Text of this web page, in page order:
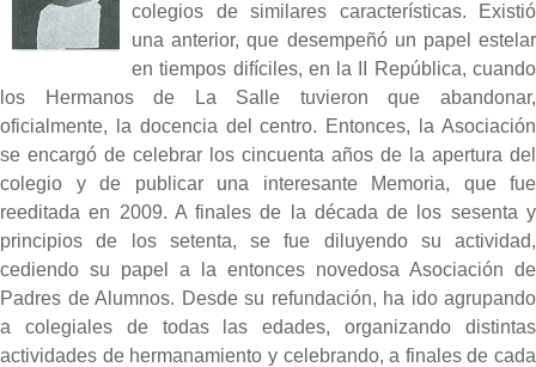
colegios de similares características. Existió
una anterior, que desempeñó un papel estelar
en tiempos difíciles, en la II República, cuando
los Hermanos de La Salle tuvieron que abandonar,
oficialmente, la docencia del centro. Entonces, la Asociación
se encargó de celebrar los cincuenta años de la apertura del
colegio y de publicar una interesante Memoria, que fue
reeditada en 2009. A finales de la década de los sesenta y
principios de los setenta, se fue diluyendo su actividad,
cediendo su papel a la entonces novedosa Asociación de
Padres de Alumnos. Desde su refundación, ha ido agrupando
a colegiales de todas las edades, organizando distintas
actividades de hermanamiento y celebrando, a finales de cada